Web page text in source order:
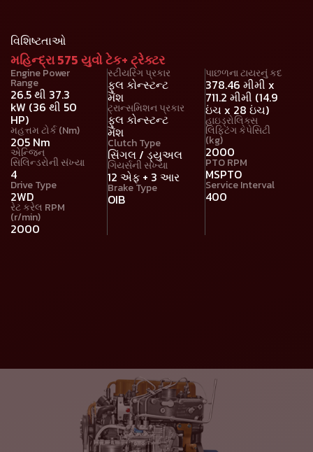
વિશિષ્ટતાઓ
મહિન્દ્રા 575 યુવો ટેક+ ટ્રેક્ટર
Engine Power
Range
26.5 થી 37.3
kW (36 થી 50
HP)
મહત્તમ ટોર્ક (Nm)
205 Nm
એન્જિન
સિલિન્ડરોની સંખ્યા
4
Drive Type
2WD
રેટ કરેલ RPM
(r/min)
2000
સ્ટીયરિંગ પ્રકાર
ફુલ કોન્સ્ટન્ટ
મૅશ
ટ્રાન્સમિશન પ્રકાર
ફુલ કોન્સ્ટન્ટ
મૅશ
Clutch Type
સિંગલ / ડ્યુઅલ
ગિયર્સની સંખ્યા
12 એફ + 3 આર
Brake Type
OIB
પાછળના ટાયરનું કદ
378.46 મીમી x
711.2 મીમી (14.9
ઇંચ x 28 ઇંચ)
હાઇડ્રોલિક્સ
લિફ્ટિંગ કેપેસિટી
(kg)
2000
PTO RPM
MSPTO
Service Interval
400